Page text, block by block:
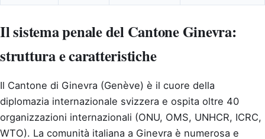
Il sistema penale del Cantone Ginevra:
struttura e caratteristiche
Il Cantone di Ginevra (Genève) è il cuore della
diplomazia internazionale svizzera e ospita oltre 40
organizzazioni internazionali (ONU, OMS, UNHCR, ICRC,
WTO). La comunità italiana a Ginevra è numerosa e